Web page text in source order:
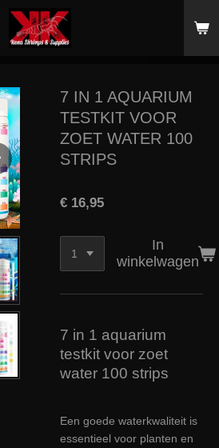
7 IN 1 AQUARIUM
TESTKIT VOOR
ZOET WATER 100
STRIPS
€ 16,95
In
winkelwagen
7 in 1 aquarium
testkit voor zoet
water 100 strips
Een goede waterkwaliteit is
essentieel voor planten en